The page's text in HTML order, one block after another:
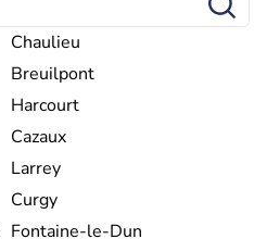
Chaulieu
Breuilpont
Harcourt
Cazaux
Larrey
Curgy
Fontaine-le-Dun